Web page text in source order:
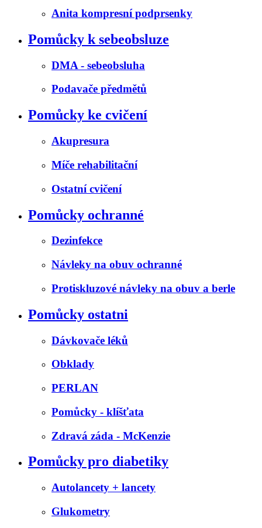
Anita kompresní podprsenky
Pomůcky k sebeobsluze
DMA - sebeobsluha
Podavače předmětů
Pomůcky ke cvičení
Akupresura
Míče rehabilitační
Ostatní cvičení
Pomůcky ochranné
Dezinfekce
Návleky na obuv ochranné
Protiskluzové návleky na obuv a berle
Pomůcky ostatni
Dávkovače léků
Obklady
PERLAN
Pomůcky - klíšťata
Zdravá záda - McKenzie
Pomůcky pro diabetiky
Autolancety + lancety
Glukometry